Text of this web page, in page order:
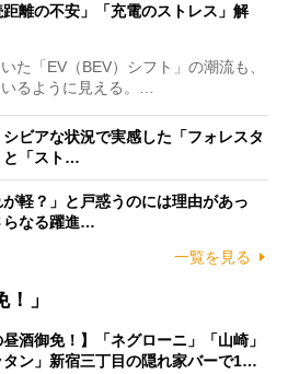
離の不安」「充電のストレス」解
た「EV（BEV）シフト」の潮流も、
るように見える。…
シビアな状況で実感した「フォレスタ
「スト…
軽？」と戸惑うのには理由があっ
なる躍進…
一覧を見る
」
昼酒御免！】「ネグローニ」「山崎」
タン」新宿三丁目の隠れ家バーで1…